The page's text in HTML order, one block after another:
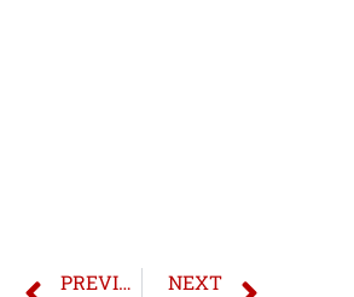
PREVIOUS NEXT